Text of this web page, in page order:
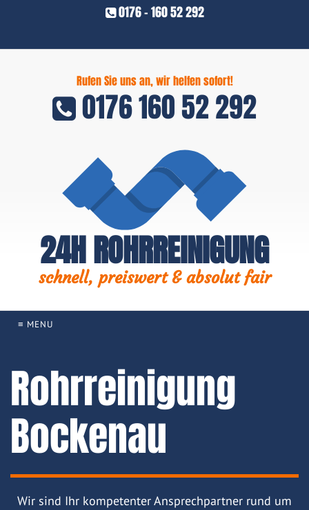
0176 - 160 52 292
Rufen Sie uns an, wir helfen sofort!
0176 160 52 292
24H ROHRREINIGUNG
schnell, preiswert & absolut fair
≡ MENU
Rohrreinigung
Bockenau
Wir sind Ihr kompetenter Ansprechpartner rund um